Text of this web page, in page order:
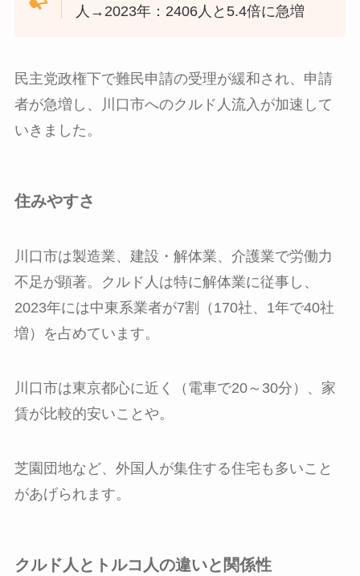
人→2023年：2406人と5.4倍に急増
民主党政権下で難民申請の受理が緩和され、申請
者が急増し、川口市へのクルド人流入が加速して
いきました。
住みやすさ
川口市は製造業、建設・解体業、介護業で労働力
不足が顕著。クルド人は特に解体業に従事し、
2023年には中東系業者が7割（170社、1年で40社
増）を占めています。
川口市は東京都心に近く（電車で20～30分）、家
賃が比較的安いことや。
芝園団地など、外国人が集住する住宅も多いこと
があげられます。
クルド人とトルコ人の違いと関係性